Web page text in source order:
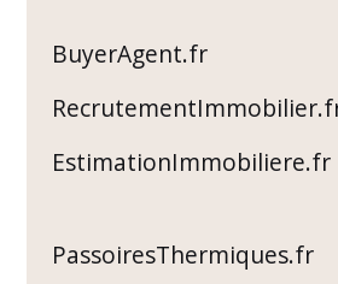
BuyerAgent.fr
EstimationImmobiliere.fr
PassoiresThermiques.fr